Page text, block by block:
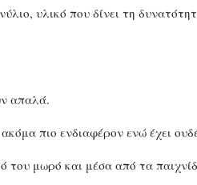
υλικό που δίνει τη
απαλά.
πιο ενδιαφέρον ενώ έχει
του μωρό και μέσα από τα